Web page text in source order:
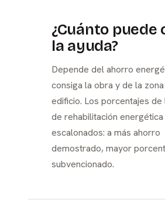
¿Cuánto puede
la ayuda?
Depende del ahorro
consiga la obra y de la
edificio. Los porcentajes de
de rehabilitación energética
escalonados: a más ahorro
demostrado, mayor
subvencionado.